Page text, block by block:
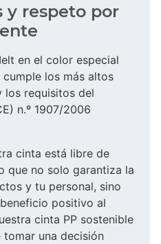
y respeto por
en el color especial
los más altos
los requisitos del
n.º 1907/2006
cinta está libre de
que no solo garantiza la
y tu personal, sino
positivo al
cinta PP sostenible
tomar una decisión